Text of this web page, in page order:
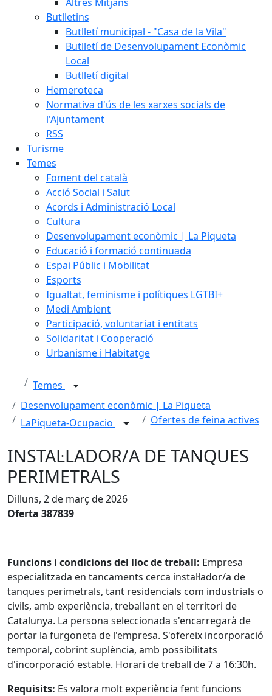
Butlletins
Butlletí municipal - "Casa de la Vila"
Butlletí de Desenvolupament Econòmic
Local
Butlletí digital
Hemeroteca
Normativa d'ús de les xarxes socials de
l'Ajuntament
RSS
Turisme
Temes
Foment del català
Acció Social i Salut
Acords i Administració Local
Cultura
Desenvolupament econòmic | La Piqueta
Educació i formació continuada
Espai Públic i Mobilitat
Esports
Igualtat, feminisme i polítiques LGTBI+
Medi Ambient
Participació, voluntariat i entitats
Solidaritat i Cooperació
Urbanisme i Habitatge
Temes
Desenvolupament econòmic | La Piqueta
LaPiqueta-Ocupacio
Ofertes de feina actives
INSTAL·LADOR/A DE TANQUES
PERIMETRALS
Dilluns, 2 de març de 2026
Oferta 387839
Funcions i condicions del lloc de treball: Empresa
especialitzada en tancaments cerca instal·lador/a de
tanques perimetrals, tant residencials com industrials o
civils, amb experiència, treballant en el territori de
Catalunya. La persona seleccionada s'encarregarà de
portar la furgoneta de l'empresa. S'ofereix incorporació
temporal, cobrint suplència, amb possibilitats
d'incorporació estable. Horari de treball de 7 a 16:30h.
Requisits: Es valora molt experiència fent funcions